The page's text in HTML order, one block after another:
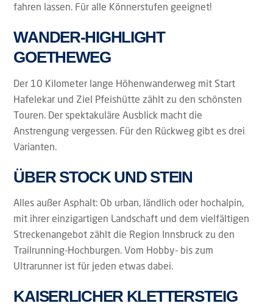
fahren lassen. Für alle Könnerstufen geeignet!
WANDER-HIGHLIGHT
GOETHEWEG
Der 10 Kilometer lange Höhenwanderweg mit Start
Hafelekar und Ziel Pfeishütte zählt zu den schönsten
Touren. Der spektakuläre Ausblick macht die
Anstrengung vergessen. Für den Rückweg gibt es drei
Varianten.
ÜBER STOCK UND STEIN
Alles außer Asphalt: Ob urban, ländlich oder hochalpin,
mit ihrer einzigartigen Landschaft und dem vielfältigen
Streckenangebot zählt die Region Innsbruck zu den
Trailrunning-Hochburgen. Vom Hobby- bis zum
Ultrarunner ist für jeden etwas dabei.
KAISERLICHER KLETTERSTEIG